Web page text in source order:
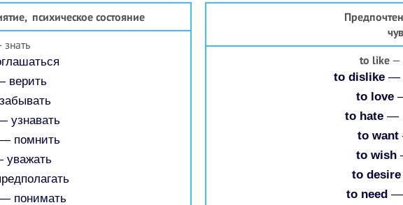
психическое состояние
верить
узнавать
помнить
понимать
to like —
to dislike —
to love
to hate —
to want
to wish
to desire
to need—